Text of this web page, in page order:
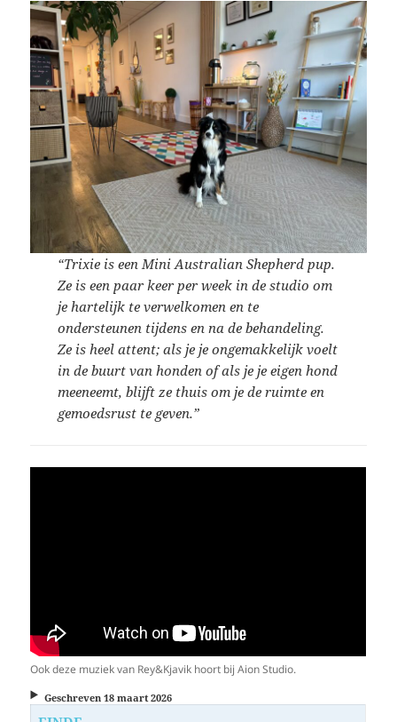
“Trixie is een Mini Australian Shepherd pup.
Ze is een paar keer per week in de studio om
je hartelijk te verwelkomen en te
ondersteunen tijdens en na de behandeling.
Ze is heel attent; als je je ongemakkelijk voelt
in de buurt van honden of als je je eigen hond
meeneemt, blijft ze thuis om je de ruimte en
gemoedsrust te geven.”
Ook deze muziek van Rey&Kjavik hoort bij Aion Studio.
Geschreven 18 maart 2026